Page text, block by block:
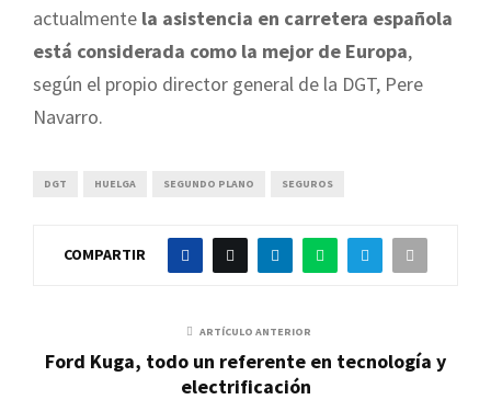
actualmente la asistencia en carretera española
está considerada como la mejor de Europa,
según el propio director general de la DGT, Pere
Navarro.
DGT HUELGA SEGUNDO PLANO SEGUROS
COMPARTIR
ARTÍCULO ANTERIOR
Ford Kuga, todo un referente en tecnología y
electrificación